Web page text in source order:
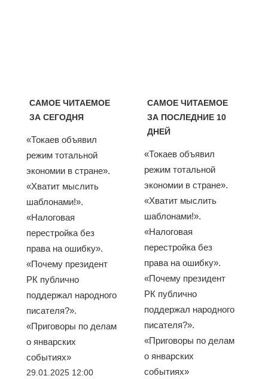
САМОЕ ЧИТАЕМОЕ
ЗА СЕГОДНЯ
«Токаев объявил
режим тотальной
экономии в стране».
«Хватит мыслить
шаблонами!».
«Налоговая
перестройка без
права на ошибку».
«Почему президент
РК публично
поддержал народного
писателя?».
«Приговоры по делам
о январских
событиях»
29.01.2025 12:00
САМОЕ ЧИТАЕМОЕ
ЗА ПОСЛЕДНИЕ 10
ДНЕЙ
«Токаев объявил
режим тотальной
экономии в стране».
«Хватит мыслить
шаблонами!».
«Налоговая
перестройка без
права на ошибку».
«Почему президент
РК публично
поддержал народного
писателя?».
«Приговоры по делам
о январских
событиях»